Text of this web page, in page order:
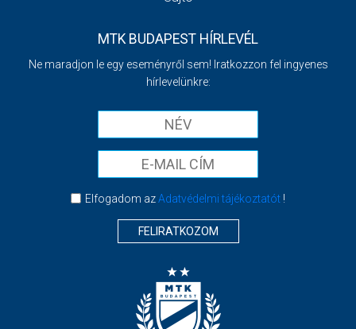
MTK BUDAPEST HÍRLEVÉL
Ne maradjon le egy eseményről sem! Iratkozzon fel ingyenes
hírlevelünkre:
Elfogadom azAdatvédelmi tájékoztatót!
FELIRATKOZOM